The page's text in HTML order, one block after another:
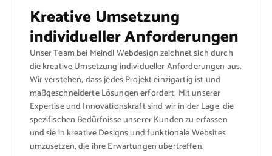
Kreative Umsetzung
individueller Anforderungen
Unser Team bei Meindl Webdesign zeichnet sich durch
die kreative Umsetzung individueller Anforderungen aus.
Wir verstehen, dass jedes Projekt einzigartig ist und
maßgeschneiderte Lösungen erfordert. Mit unserer
Expertise und Innovationskraft sind wir in der Lage, die
spezifischen Bedürfnisse unserer Kunden zu erfassen
und sie in kreative Designs und funktionale Websites
umzusetzen, die ihre Erwartungen übertreffen.